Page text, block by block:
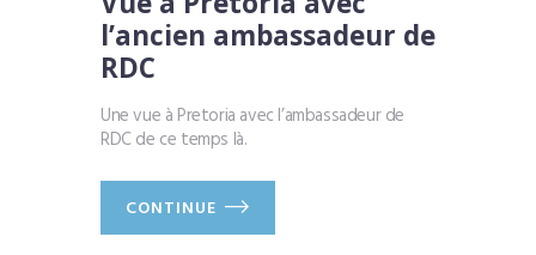
l’ancien ambassadeur de
RDC
Une vue à Pretoria avec l’ambassadeur de
RDC de ce temps là.
CONTINUE